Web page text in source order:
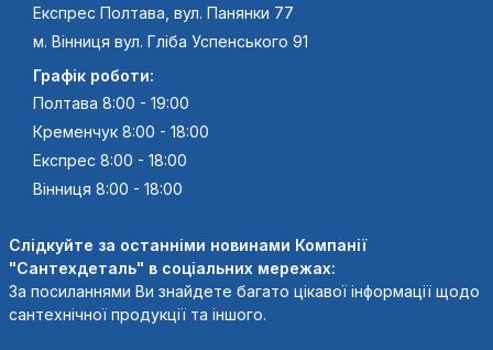
Експрес Полтава, вул. Панянки 77
м. Вінниця вул. Гліба Успенського 91
Графік роботи:
Полтава 8:00 - 19:00
Кременчук 8:00 - 18:00
Експрес 8:00 - 18:00
Вінниця 8:00 - 18:00
Слідкуйте за останніми новинами Компанії
"Сантехдеталь" в соціальних мережах:
За посиланнями Ви знайдете багато цікавої інформації щодо
сантехнічної продукції та іншого.